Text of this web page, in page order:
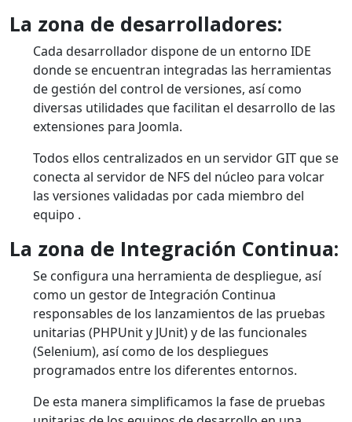
La zona de desarrolladores:
Cada desarrollador dispone de un entorno IDE
donde se encuentran integradas las herramientas
de gestión del control de versiones, así como
diversas utilidades que facilitan el desarrollo de las
extensiones para Joomla.
Todos ellos centralizados en un servidor GIT que se
conecta al servidor de NFS del núcleo para volcar
las versiones validadas por cada miembro del
equipo .
La zona de Integración Continua:
Se configura una herramienta de despliegue, así
como un gestor de Integración Continua
responsables de los lanzamientos de las pruebas
unitarias (PHPUnit y JUnit) y de las funcionales
(Selenium), así como de los despliegues
programados entre los diferentes entornos.
De esta manera simplificamos la fase de pruebas